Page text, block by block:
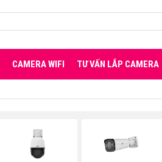
CAMERA WIFI TƯ VẤN LẮP CAMERA